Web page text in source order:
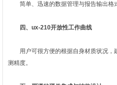
简单、迅速的数据管理与报告输出格
四、ux-210开放性工作曲线
用户可很方便的根据自身材质状况，
测精度。